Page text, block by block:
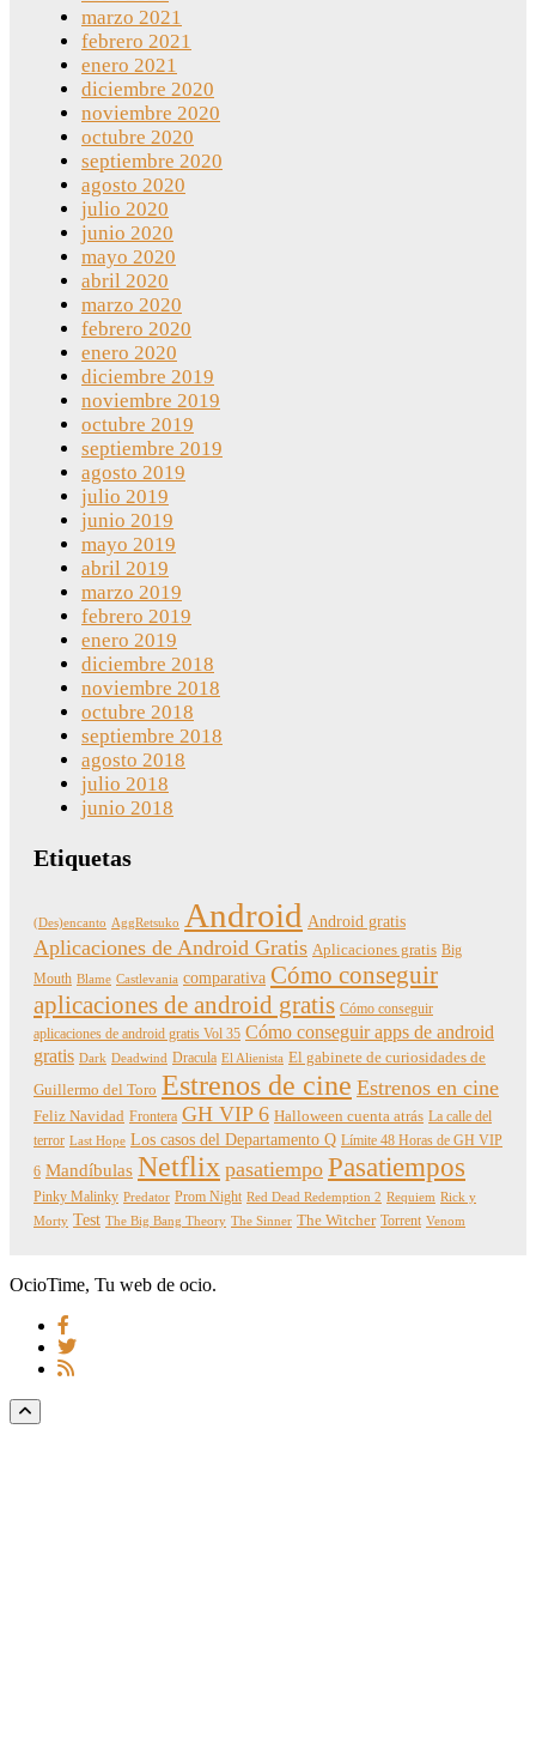
marzo 2021
febrero 2021
enero 2021
diciembre 2020
noviembre 2020
octubre 2020
septiembre 2020
agosto 2020
julio 2020
junio 2020
mayo 2020
abril 2020
marzo 2020
febrero 2020
enero 2020
diciembre 2019
noviembre 2019
octubre 2019
septiembre 2019
agosto 2019
julio 2019
junio 2019
mayo 2019
abril 2019
marzo 2019
febrero 2019
enero 2019
diciembre 2018
noviembre 2018
octubre 2018
septiembre 2018
agosto 2018
julio 2018
junio 2018
Etiquetas
(Des)encanto AggRetsuko Android Android gratis
Aplicaciones de Android Gratis Aplicaciones gratis Big
Mouth Blame Castlevania comparativa Cómo conseguir
aplicaciones de android gratis Cómo conseguir
aplicaciones de android gratis Vol 35 Cómo conseguir apps de android
gratis Dark Deadwind Dracula El Alienista El gabinete de curiosidades de
Guillermo del Toro Estrenos de cine Estrenos en cine
Feliz Navidad Frontera GH VIP 6 Halloween cuenta atrás La calle del
terror Last Hope Los casos del Departamento Q Límite 48 Horas de GH VIP
6 Mandíbulas Netflix pasatiempo Pasatiempos
Pinky Malinky Predator Prom Night Red Dead Redemption 2 Requiem Rick y
Morty Test The Big Bang Theory The Sinner The Witcher Torrent Venom
OcioTime, Tu web de ocio.